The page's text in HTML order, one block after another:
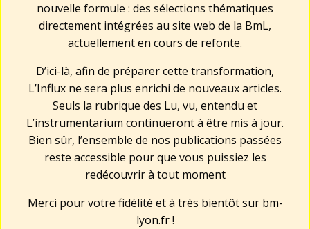
nouvelle formule : des sélections thématiques
directement intégrées au site web de la BmL,
actuellement en cours de refonte.
D’ici-là, afin de préparer cette transformation,
L’Influx ne sera plus enrichi de nouveaux articles.
Seuls la rubrique des Lu, vu, entendu et
L’instrumentarium continueront à être mis à jour.
Bien sûr, l’ensemble de nos publications passées
reste accessible pour que vous puissiez les
redécouvrir à tout moment
Merci pour votre fidélité et à très bientôt sur bm-
lyon.fr!